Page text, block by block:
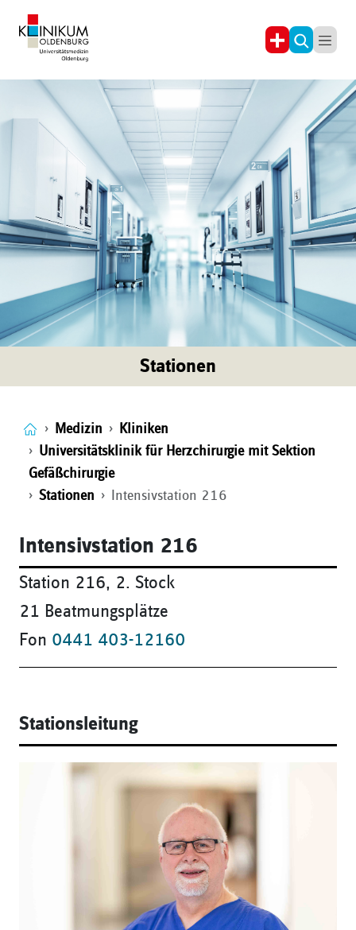
Stationen
Medizin
Kliniken
Universitätsklinik für Herzchirurgie mit Sektion
Gefäßchirurgie
Stationen
Intensivstation 216
Intensivstation 216
Station 216, 2. Stock
21 Beatmungsplätze
Fon 0441 403-12160
Stationsleitung